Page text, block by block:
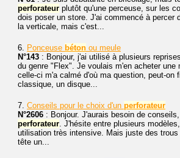
perforateur plutôt qu'une perceuse, sur les
dois poser un store. J'ai commencé à percer
la verticale, mais c'est...
6. Ponceuse béton ou meule
N°143 : Bonjour, j'ai utilisé à plusieurs
du genre "Flex". Je voulais m'en acheter une
celle-ci m'a calmé d'où ma question, peut-on
classique, un disque...
7. Conseils pour le choix d'un perforateur
N°2606 : Bonjour. J'aurais besoin de
perforateur. J'hésite entre plusieurs
utilisation très intensive. Mais juste des trous
tête un...